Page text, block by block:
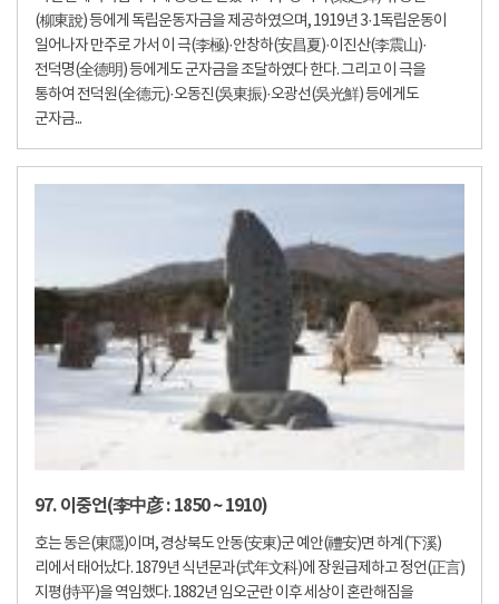
(柳東說) 등에게 독립운동자금을 제공하였으며, 1919년 3·1독립운동이
일어나자 만주로 가서 이 극(李極)·안창하(安昌夏)·이진산(李震山)·
전덕명(全德明) 등에게도 군자금을 조달하였다 한다. 그리고 이 극을
통하여 전덕원(全德元)·오동진(吳東振)·오광선(吳光鮮) 등에게도
군자금...
97. 이중언(李中彦 : 1850 ~ 1910)
호는 동은(東隱)이며, 경상북도 안동(安東)군 예안(禮安)면 하계(下溪)
리에서 태어났다. 1879년 식년문과(式年文科)에 장원급제하고 정언(正言)
지평(持平)을 역임했다. 1882년 임오군란 이후 세상이 혼란해짐을